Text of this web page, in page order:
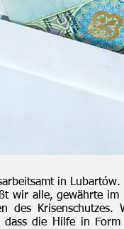
in Lubartów.
wir alle, gewährte
des
die Hilfe in